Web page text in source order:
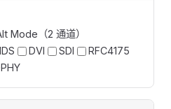
Mode（2 通道）
DVI SDI
RFC4175